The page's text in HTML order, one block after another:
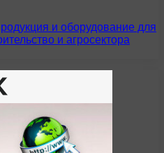
и оборудование для
и агросектора